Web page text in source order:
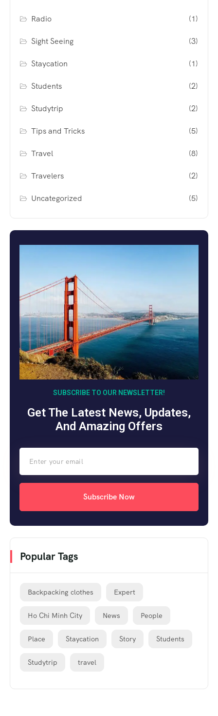
Radio (1)
Sight Seeing (3)
Staycation (1)
Students (2)
Studytrip (2)
Tips and Tricks (5)
Travel (8)
Travelers (2)
Uncategorized (5)
SUBSCRIBE TO OUR NEWSLETTER!
Get The Latest News, Updates,
And Amazing Offers
Subscribe Now
Popular Tags
Backpacking clothes Expert
Ho Chi Minh City News People
Place Staycation Story Students
Studytrip travel